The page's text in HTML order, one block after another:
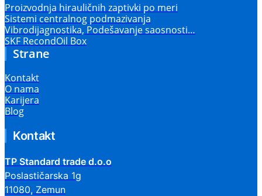
Proizvodnja hirauličnih zaptivki po meri
Sistemi centralnog podmazivanja
Vibrodijagnostika, Podešavanje saosnosti…
SKF RecondOil Box
Strane
Kontakt
O nama
Karijera
Blog
Kontakt
TP Standard trade d.o.o
Poslastičarska 1g
11080, Zemun